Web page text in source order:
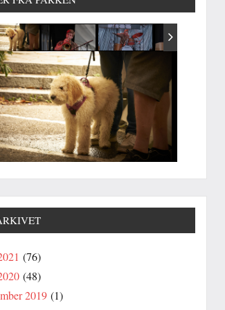
(76)
(48)
2019 (1)